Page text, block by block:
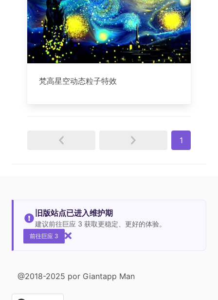
梵高星空动态粒子特效
1
旧版站点已进入维护期
建议前往巨应 3 获取更稳定、更好的体验。
前往巨应 3
@2018-2025 por Giantapp Man